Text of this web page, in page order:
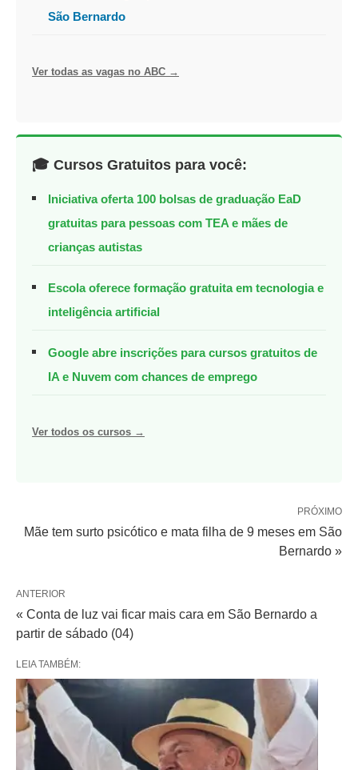
São Bernardo
Ver todas as vagas no ABC →
🎓 Cursos Gratuitos para você:
Iniciativa oferta 100 bolsas de graduação EaD
gratuitas para pessoas com TEA e mães de
crianças autistas
Escola oferece formação gratuita em tecnologia e
inteligência artificial
Google abre inscrições para cursos gratuitos de
IA e Nuvem com chances de emprego
Ver todos os cursos →
PRÓXIMO
Mãe tem surto psicótico e mata filha de 9 meses em São
Bernardo »
ANTERIOR
« Conta de luz vai ficar mais cara em São Bernardo a
partir de sábado (04)
LEIA TAMBÉM: